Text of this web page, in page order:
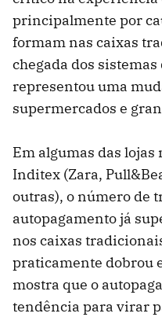
principalmente por
formam nas caixas
chegada dos
representou uma
supermercados e
Em algumas das
Inditex (Zara,
outras), o número de
autopagamento já
nos caixas
praticamente dobrou
mostra que o
tendência para virar